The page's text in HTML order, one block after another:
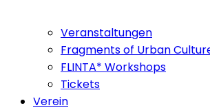
Veranstaltungen
Fragments of Urban
FLINTA* Workshops
Tickets
Verein